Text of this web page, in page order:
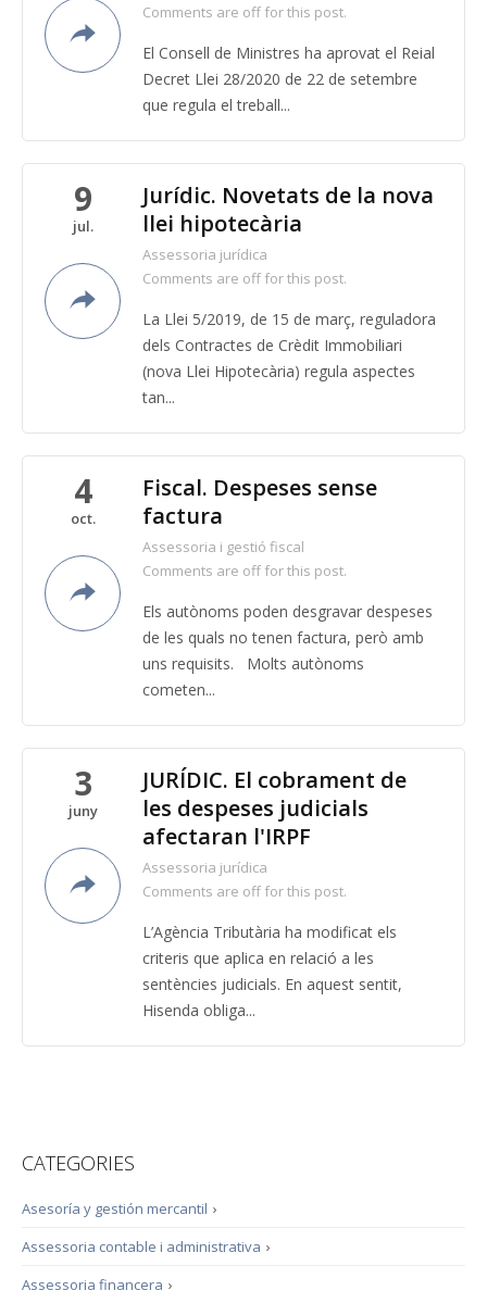
Comments are off for this post.
El Consell de Ministres ha aprovat el Reial
Decret Llei 28/2020 de 22 de setembre
que regula el treball...
9
jul.
Jurídic. Novetats de la nova
llei hipotecària
Assessoria jurídica
Comments are off for this post.
La Llei 5/2019, de 15 de març, reguladora
dels Contractes de Crèdit Immobiliari
(nova Llei Hipotecària) regula aspectes
tan...
4
oct.
Fiscal. Despeses sense
factura
Assessoria i gestió fiscal
Comments are off for this post.
Els autònoms poden desgravar despeses
de les quals no tenen factura, però amb
uns requisits. Molts autònoms
cometen...
3
juny
JURÍDIC. El cobrament de
les despeses judicials
afectaran l'IRPF
Assessoria jurídica
Comments are off for this post.
L’Agència Tributària ha modificat els
criteris que aplica en relació a les
sentències judicials. En aquest sentit,
Hisenda obliga...
CATEGORIES
›
Asesoría y gestión mercantil
›
Assessoria contable i administrativa
›
Assessoria financera